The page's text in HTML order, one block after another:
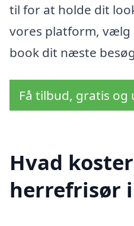
til for at holde dit
vores platform, vælg
book dit næste
Få tilbud, gratis
Hvad
herrefrisør